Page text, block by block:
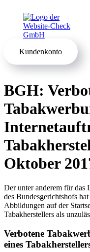
Kundenkonto
BGH:
Oktober
Der unter anderem für das
des Bundesgerichtshofs
Abbildungen auf der
Tabakherstellers als
Verbotene
eines